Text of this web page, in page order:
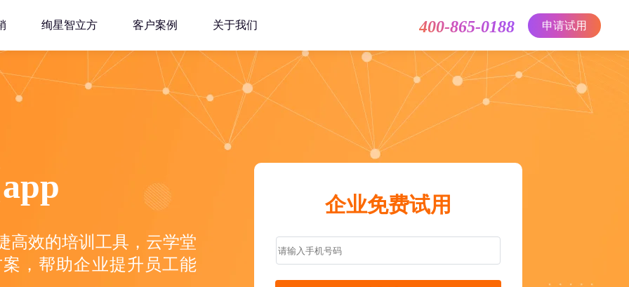
绚星智立方 客户案例 关于我们 400-865-0188 申请试用
高效的培训工具，云学堂
，帮助企业提升员工能
企业免费试用